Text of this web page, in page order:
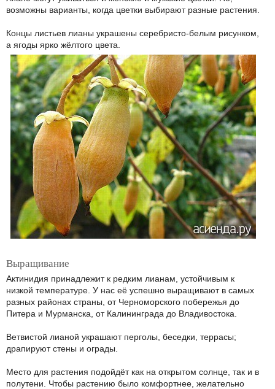
возможны варианты, когда цветки выбирают разные растения.
Концы листьев лианы украшены серебристо-белым рисунком,
а ягоды ярко жёлтого цвета.
Выращивание
Актинидия принадлежит к редким лианам, устойчивым к
низкой температуре. У нас её успешно выращивают в самых
разных районах страны, от Черноморского побережья до
Питера и Мурманска, от Калининграда до Владивостока.
Ветвистой лианой украшают перголы, беседки, террасы;
драпируют стены и ограды.
Место для растения подойдёт как на открытом солнце, так и в
полутени. Чтобы растению было комфортнее, желательно